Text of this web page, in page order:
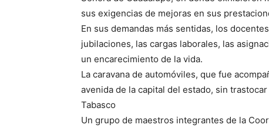
sus exigencias de mejoras en sus
En sus demandas más sentidas, los
jubilaciones, las cargas laborales, las
un encarecimiento de la vida.
La caravana de automóviles, que fue
avenida de la capital del estado, sin
Tabasco
Un grupo de maestros integrantes de la